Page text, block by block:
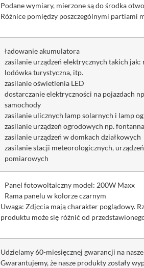
Podane wymiary, mierzone są do środka
Różnice pomiędzy poszczególnymi partiami
ładowanie akumulatora
zasilanie urządzeń elektrycznych takich
lodówka turystyczna, itp.
zasilanie oświetlenia LED
dostarczanie elektryczności na pojazdach
samochody
zasilanie ulicznych lamp solarnych i lamp
zasilanie urządzeń ogrodowych np.
zasilanie urządzeń w domkach działkowych
zasilanie stacji meteorologicznych,
pomiarowych
Panel fotowoltaiczny model: 200W Maxx
Rama panelu w kolorze czarnym
Uwaga: Zdjęcia mają charakter poglądowy.
produktu może się różnić od
Udzielamy 60-miesięcznej gwarancji na
Gwarantujemy, że nasze produkty zostały